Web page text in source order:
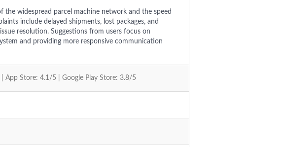
the widespread parcel machine network and the speed
include delayed shipments, lost packages, and
resolution. Suggestions from users focus on
and providing more responsive communication
App Store: 4.1/5 | Google Play Store: 3.8/5